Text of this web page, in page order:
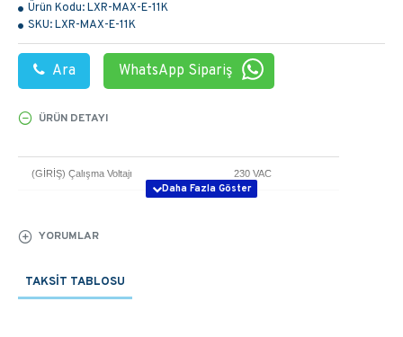
Ürün Kodu:LXR-MAX-E-11K
SKU:LXR-MAX-E-11K
Ara WhatsApp Sipariş
ÜRÜN DETAYI
(GİRİŞ) Çalışma Voltajı 230 VAC
Frekans Aralığı
(ÇIKIŞ) Max Verim
YORUMLAR
TAKSIT TABLOSU